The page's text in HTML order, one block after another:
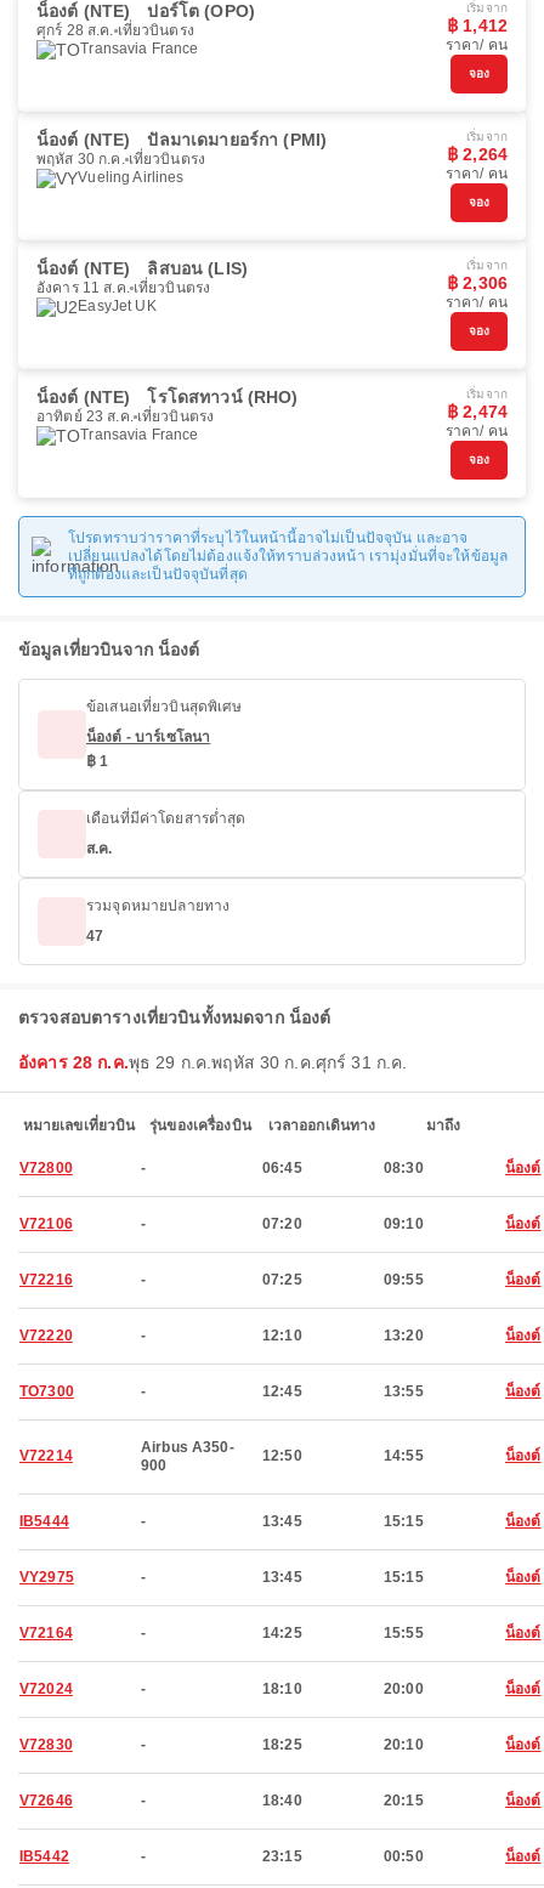
น็องต์ (NTE) ปอร์โต (OPO)
ศุกร์ 28 ส.ค. เที่ยวบินตรง
Transavia France
เริ่มจาก
฿ 1,412
ราคา/ คน
จอง
น็องต์ (NTE) ปัลมาเดมายอร์กา (PMI)
พฤหัส 30 ก.ค. เที่ยวบินตรง
Vueling Airlines
เริ่มจาก
฿ 2,264
ราคา/ คน
จอง
น็องต์ (NTE) ลิสบอน (LIS)
อังคาร 11 ส.ค. เที่ยวบินตรง
EasyJet UK
เริ่มจาก
฿ 2,306
ราคา/ คน
จอง
น็องต์ (NTE) โรโดสทาวน์ (RHO)
อาทิตย์ 23 ส.ค. เที่ยวบินตรง
Transavia France
เริ่มจาก
฿ 2,474
ราคา/ คน
จอง
โปรดทราบว่าราคาที่ระบุไว้ในหน้านี้อาจไม่เป็นปัจจุบัน และอาจ
เปลี่ยนแปลงได้โดยไม่ต้องแจ้งให้ทราบล่วงหน้า เรามุ่งมั่นที่จะให้ข้อมูล
ที่ถูกต้องและเป็นปัจจุบันที่สุด
ข้อมูลเที่ยวบินจาก น็องต์
ข้อเสนอเที่ยวบินสุดพิเศษ
น็องต์ - บาร์เซโลนา
฿ 1
เดือนที่มีค่าโดยสารต่ำสุด
ส.ค.
รวมจุดหมายปลายทาง
47
ตรวจสอบตารางเที่ยวบินทั้งหมดจาก น็องต์
อังคาร 28 ก.ค.พุธ 29 ก.ค.พฤหัส 30 ก.ค. ศุกร์ 31 ก.ค.
หมายเลขเที่ยวบิน รุ่นของเครื่องบิน เวลาออกเดินทาง มาถึง
V72800 - 06:45 08:30 น็องต์
V72106 - 07:20 09:10 น็องต์
V72216 - 07:25 09:55 น็องต์
V72220 - 12:10 13:20 น็องต์
TO7300 - 12:45 13:55 น็องต์
V72214
Airbus A350-
900
12:50 14:55 น็องต์
IB5444 - 13:45 15:15 น็องต์
VY2975 - 13:45 15:15 น็องต์
V72164 - 14:25 15:55 น็องต์
V72024 - 18:10 20:00 น็องต์
V72830 - 18:25 20:10 น็องต์
V72646 - 18:40 20:15 น็องต์
IB5442 - 23:15 00:50 น็องต์